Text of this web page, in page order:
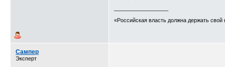
«Российская власть должна держать
Сампер
Эксперт